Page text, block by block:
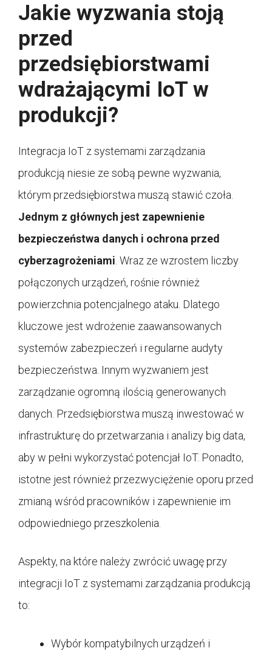
Jakie wyzwania stoją
przed
przedsiębiorstwami
wdrażającymi IoT w
produkcji?
Integracja IoT z systemami zarządzania
produkcją niesie ze sobą pewne wyzwania,
którym przedsiębiorstwa muszą stawić czoła.
Jednym z głównych jest zapewnienie
bezpieczeństwa danych i ochrona przed
cyberzagrożeniami. Wraz ze wzrostem liczby
połączonych urządzeń, rośnie również
powierzchnia potencjalnego ataku. Dlatego
kluczowe jest wdrożenie zaawansowanych
systemów zabezpieczeń i regularne audyty
bezpieczeństwa. Innym wyzwaniem jest
zarządzanie ogromną ilością generowanych
danych. Przedsiębiorstwa muszą inwestować w
infrastrukturę do przetwarzania i analizy big data,
aby w pełni wykorzystać potencjał IoT. Ponadto,
istotne jest również przezwyciężenie oporu przed
zmianą wśród pracowników i zapewnienie im
odpowiedniego przeszkolenia.
Aspekty, na które należy zwrócić uwagę przy
integracji IoT z systemami zarządzania produkcją
to:
Wybór kompatybilnych urządzeń i